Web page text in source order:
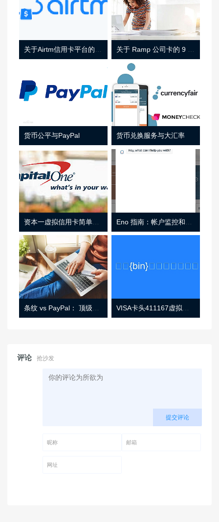
货币公平与PayPal 货币兑换服务与大汇率
资本一虚拟信用卡简单介绍
条纹 vs PayPal： 顶级功能， 定价 （和更多！ VISA卡头411167虚拟卡基础信息
评论 抢沙发
提交评论